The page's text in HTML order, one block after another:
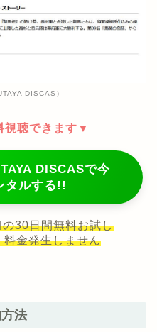
DISCAS）
視聴できます▼
DISCASで今
タルする!!
30日間無料お試し
金発生しません
法